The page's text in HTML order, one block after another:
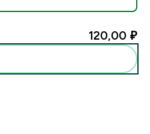
120,00 ₽‎